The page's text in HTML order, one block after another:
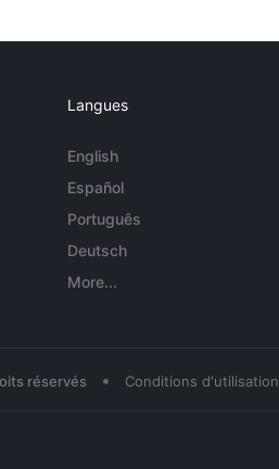
Langues
English
Español
Português
Deutsch
More...
réservés • Conditions d'utilisation